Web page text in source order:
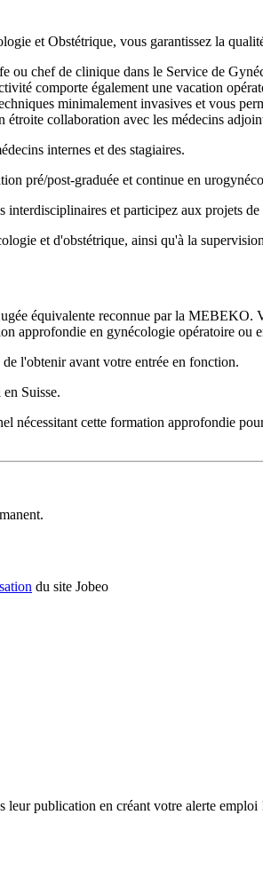
et Obstétrique, vous garantissez la
ou chef de clinique dans le Service de
comporte également une vacation
minimalement invasives et vous
étroite collaboration avec les médecins
internes et des stagiaires.
pré/post-graduée et continue en
et participez aux projets
et d'obstétrique, ainsi qu'à la
équivalente reconnue par la MEBEKO.
approfondie en gynécologie opératoire ou
l'obtenir avant votre entrée en fonction.
Suisse.
nécessitant cette formation approfondie
du site Jobeo
leur publication en créant votre alerte emploi